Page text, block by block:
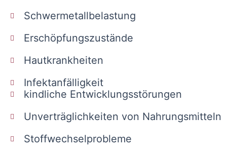
Schwermetallbelastung
Erschöpfungszustände
Hautkrankheiten
Infektanfälligkeit
kindliche Entwicklungsstörungen
Unverträglichkeiten von Nahrungsmitteln
Stoffwechselprobleme